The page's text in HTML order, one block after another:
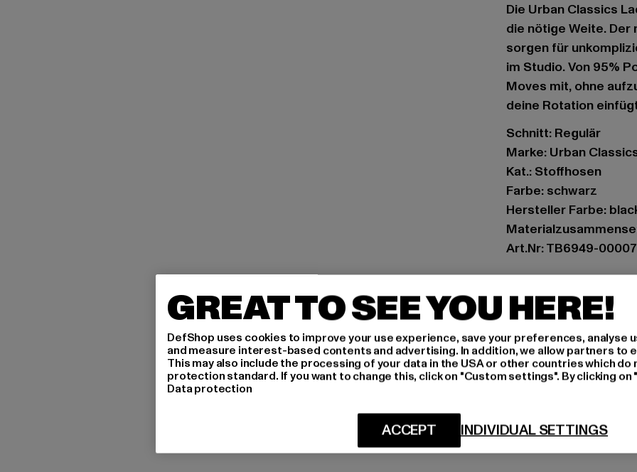
Die Urban Classics
die nötige Weite. Der
sorgen für
im Studio. Von 95%
Moves mit, ohne
deine Rotation
Schnitt: Regulär
Marke: Urban
Kat.: Stoffhosen
Farbe: schwarz
Hersteller Farbe:
Art.Nr: TB6949-00007
Dr.-Robert-Murjahn-
GRÖSSE
LIEFERUNG &
GREAT TO SEE YOU HERE!
DefShop uses cookies to improve your use experience, save your preferences, analyse
and measure interest-based contents and advertising. In addition, we allow partners to
This may also include the processing of your data in the USA or other countries which do
protection standard. If you want to change this, click on "Custom settings". By clicking
Data protection
INDIVIDUAL SETTINGS
ACCEPT